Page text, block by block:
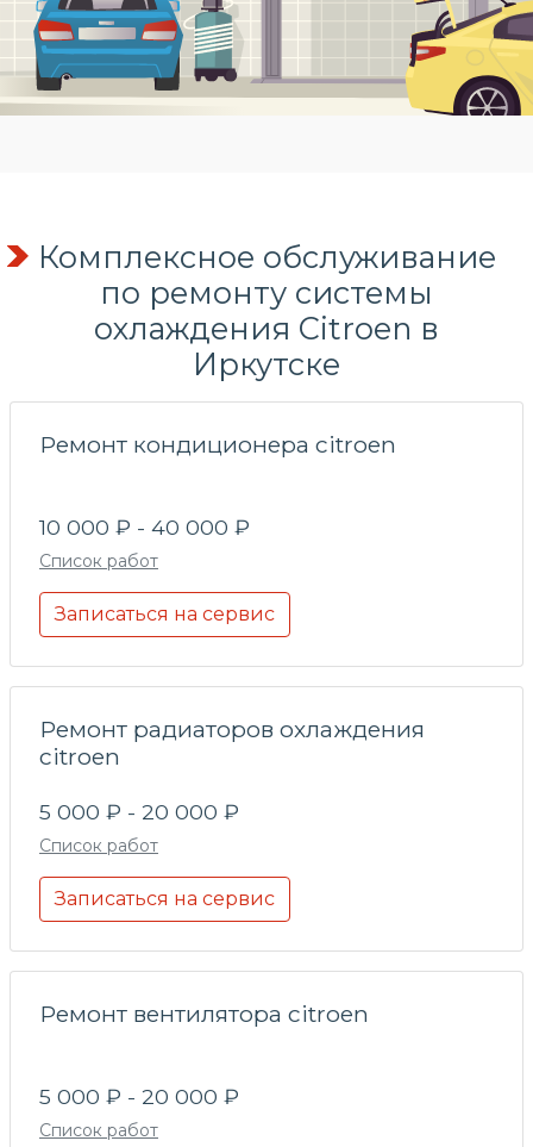
Комплексное обслуживание
по ремонту системы
охлаждения Citroen в
Иркутске
Ремонт кондиционера citroen
10 000 ₽ - 40 000 ₽
Список работ
Записаться на сервис
Ремонт радиаторов охлаждения
citroen
5 000 ₽ - 20 000 ₽
Список работ
Записаться на сервис
Ремонт вентилятора citroen
5 000 ₽ - 20 000 ₽
Список работ